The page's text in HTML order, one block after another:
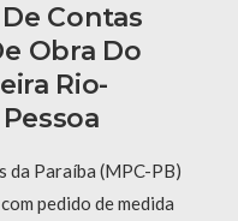
Contas
Obra Do
Rio-
da Paraíba (MPC-PB)
pedido de medida